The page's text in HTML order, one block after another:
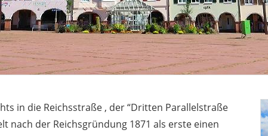
in die Reichsstraße , der “Dritten Parallelstraße
nach der Reichsgründung 1871 als erste einen